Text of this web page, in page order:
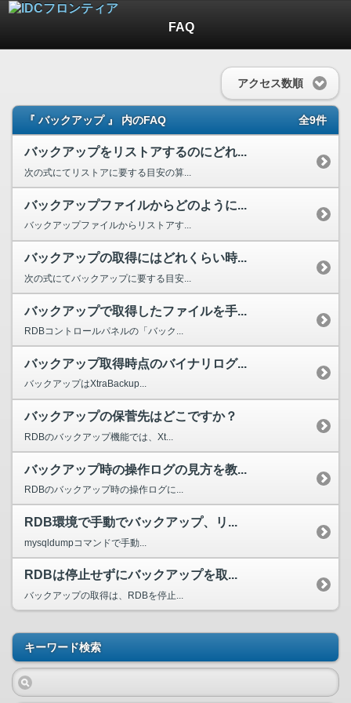
FAQ
アクセス数順
『 バックアップ 』 内のFAQ 全9件
バックアップをリストアするのにどれ...
次の式にてリストアに要する目安の算...
バックアップファイルからどのように...
バックアップファイルからリストアす...
バックアップの取得にはどれくらい時...
次の式にてバックアップに要する目安...
バックアップで取得したファイルを手...
RDBコントロールパネルの「バック...
バックアップ取得時点のバイナリログ...
バックアップはXtraBackup...
バックアップの保菅先はどこですか？
RDBのバックアップ機能では、Xt...
バックアップ時の操作ログの見方を教...
RDBのバックアップ時の操作ログに...
RDB環境で手動でバックアップ、リ...
mysqldumpコマンドで手動...
RDBは停止せずにバックアップを取...
バックアップの取得は、RDBを停止...
キーワード検索